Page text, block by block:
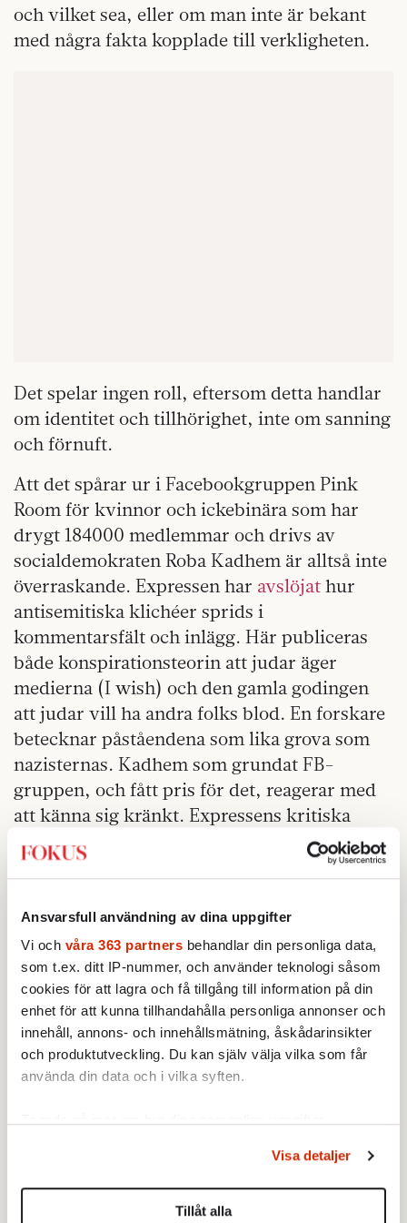
Ansvarsfull användning av dina uppgifter
Vi och våra 363 partners behandlar din personliga data,
som t.ex. ditt IP-nummer, och använder teknologi såsom
cookies för att lagra och få tillgång till information på din
enhet för att kunna tillhandahålla personliga annonser och
innehåll, annons- och innehållsmätning, åskådarinsikter
och produktutveckling. Du kan själv välja vilka som får
använda din data och i vilka syften.
Du kan ändra eller dra tillbaka ditt samtycke när som
helst från cookie-förklaringen.
Visa detaljer
Tillåt alla
och vilket sea, eller om man inte är bekant
med några fakta kopplade till verkligheten.
Det spelar ingen roll, eftersom detta handlar
om identitet och tillhörighet, inte om sanning
och förnuft.
Att det spårar ur i Facebookgruppen Pink
Room för kvinnor och ickebinära som har
drygt 184000 medlemmar och drivs av
socialdemokraten Roba Kadhem är alltså inte
överraskande. Expressen har avslöjat hur
antisemitiska klichéer sprids i
kommentarsfält och inlägg. Här publiceras
både konspirationsteorin att judar äger
medierna (I wish) och den gamla godingen
att judar vill ha andra folks blod. En forskare
betecknar påståendena som lika grova som
nazisternas. Kadhem som grundat FB-
gruppen, och fått pris för det, reagerar med
att känna sig kränkt. Expressens kritiska
frågor får hon bara för att hon är arab. Ren
rasism, anser hon.
Välkommen till framtiden.